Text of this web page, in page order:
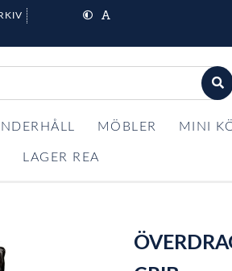
MÖBLER MINI
LAGER REA